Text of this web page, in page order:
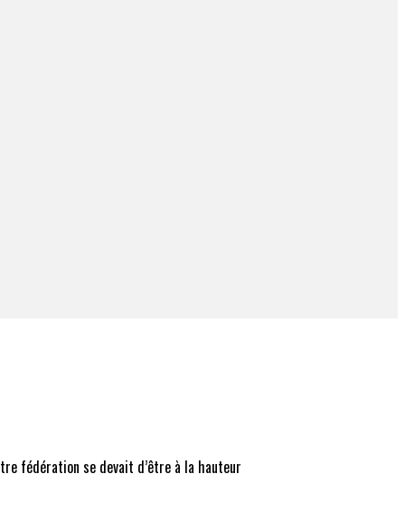
fédération se devait d’être à la hauteur